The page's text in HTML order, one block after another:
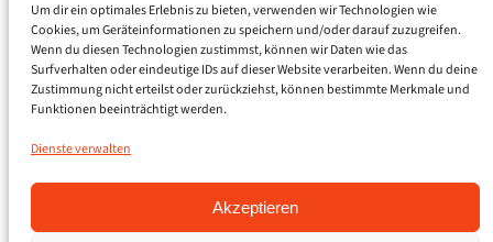
Um dir ein optimales Erlebnis zu bieten, verwenden wir Technologien wie
Cookies, um Geräteinformationen zu speichern und/oder darauf zuzugreifen.
Wenn du diesen Technologien zustimmst, können wir Daten wie das
Surfverhalten oder eindeutige IDs auf dieser Website verarbeiten. Wenn du deine
Zustimmung nicht erteilst oder zurückziehst, können bestimmte Merkmale und
Funktionen beeinträchtigt werden.
Dienste verwalten
Akzeptieren
Rechtliches
Impressum
Datenschutzerklärung
Cookie-Richtlinie (EU)
Kontakt